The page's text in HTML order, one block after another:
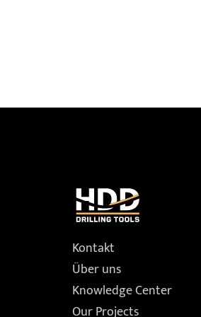
Kontakt
Über uns
Knowledge Center
Our Projects